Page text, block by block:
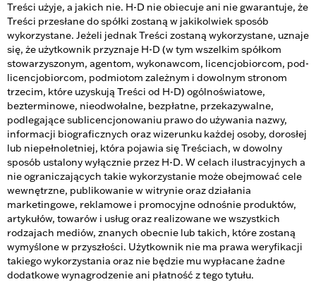
Treści użyje, a jakich nie. H-D nie obiecuje ani nie gwarantuje, że
Treści przesłane do spółki zostaną w jakikolwiek sposób
wykorzystane. Jeżeli jednak Treści zostaną wykorzystane, uznaje
się, że użytkownik przyznaje H-D (w tym wszelkim spółkom
stowarzyszonym, agentom, wykonawcom, licencjobiorcom, pod-
licencjobiorcom, podmiotom zależnym i dowolnym stronom
trzecim, które uzyskują Treści od H-D) ogólnoświatowe,
bezterminowe, nieodwołalne, bezpłatne, przekazywalne,
podlegające sublicencjonowaniu prawo do używania nazwy,
informacji biograficznych oraz wizerunku każdej osoby, dorosłej
lub niepełnoletniej, która pojawia się Treściach, w dowolny
sposób ustalony wyłącznie przez H-D. W celach ilustracyjnych a
nie ograniczających takie wykorzystanie może obejmować cele
wewnętrzne, publikowanie w witrynie oraz działania
marketingowe, reklamowe i promocyjne odnośnie produktów,
artykułów, towarów i usług oraz realizowane we wszystkich
rodzajach mediów, znanych obecnie lub takich, które zostaną
wymyślone w przyszłości. Użytkownik nie ma prawa weryfikacji
takiego wykorzystania oraz nie będzie mu wypłacane żadne
dodatkowe wynagrodzenie ani płatność z tego tytułu.